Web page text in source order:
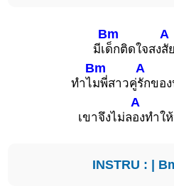
มีเ
Bm
ด็กติดใจสง
A
สั
ทำไ
Bm
มพี่สาวคู่
A
รักขอ
เขาจึงไม่ล
A
องทำใ
INSTRU : |